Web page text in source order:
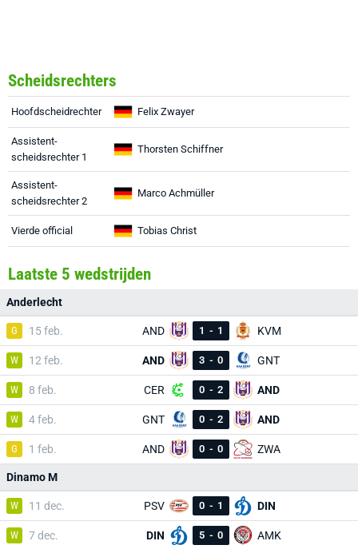
Scheidsrechters
Hoofdscheidrechter Felix Zwayer
Assistent-
scheidsrechter 1
Thorsten Schiffner
Assistent-
scheidsrechter 2
Marco Achmüller
Vierde official Tobias Christ
Laatste 5 wedstrijden
Anderlecht
G 15 feb. AND 1 - 1 KVM
W 12 feb. AND 3 - 0 GNT
W 8 feb. CER 0 - 2 AND
W 4 feb. GNT 0 - 2 AND
G 1 feb. AND 0 - 0 ZWA
Dinamo M
W 11 dec. PSV 0 - 1 DIN
W 7 dec. DIN 5 - 0 AMK